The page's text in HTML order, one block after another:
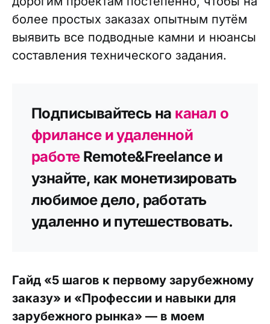
более простых заказах опытным путём
выявить все подводные камни и нюансы
составления технического задания.
Подписывайтесь на канал о
фрилансе и удаленной
работеRemote&Freelance и
узнайте, как монетизировать
любимое дело, работать
удаленно и путешествовать.
Гайд «5 шагов к первому зарубежному
заказу» и «Профессии и навыки для
зарубежного рынка» — в моем